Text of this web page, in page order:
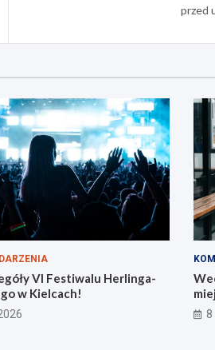
przed
VI Festiwalu Herlinga-
w Kielcach!